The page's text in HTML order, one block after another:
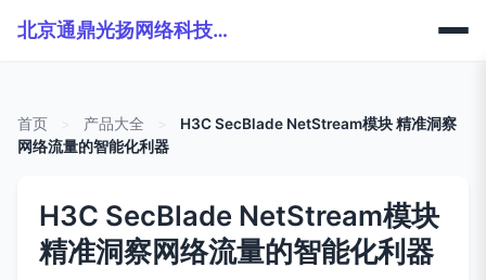
北京通鼎光扬网络科技有限公司
首页 产品大全
H3C SecBlade NetStream模块 精准洞察
网络流量的智能化利器
H3C SecBlade NetStream模块
精准洞察网络流量的智能化利器